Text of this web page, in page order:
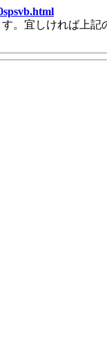
。宜しければ上